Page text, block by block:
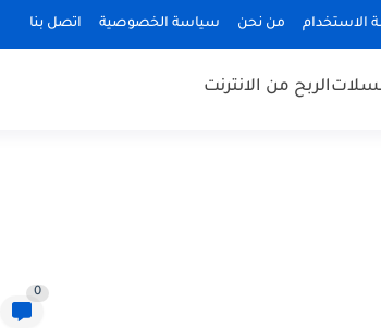
الاستخدام من نحن سياسة الخصوصية اتصل بنا
الربح من الانترنت
0